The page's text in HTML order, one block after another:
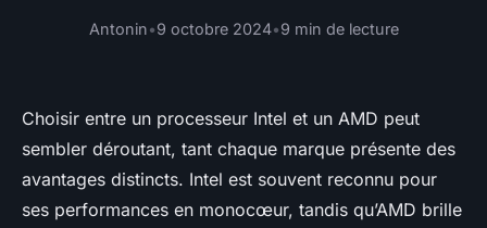
Antonin•9 octobre 2024•9 min de lecture
Choisir entre un processeur Intel et un AMD peut
sembler déroutant, tant chaque marque présente des
avantages distincts. Intel est souvent reconnu pour
ses performances en monocœur, tandis qu’AMD brille